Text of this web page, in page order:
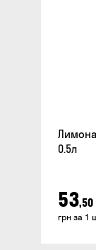
0.5л
53,50
грн за 1